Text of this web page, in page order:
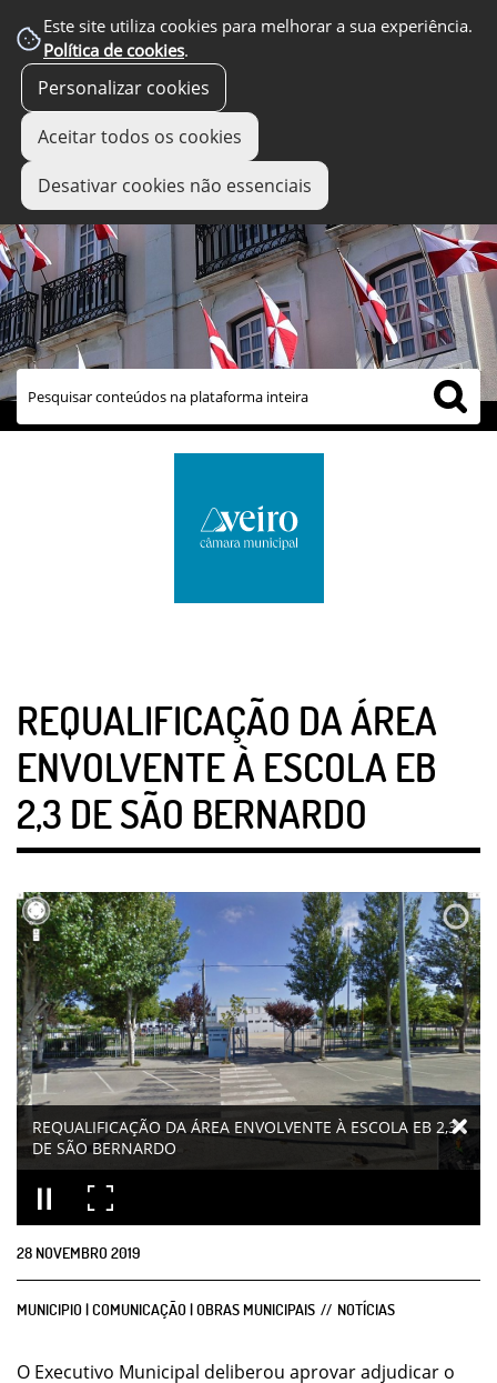
Este site utiliza cookies para melhorar a sua experiência.
Política de cookies.
Personalizar cookies
Aceitar todos os cookies
Desativar cookies não essenciais
links úteis
REQUALIFICAÇÃO DA ÁREA
ENVOLVENTE À ESCOLA EB
2,3 DE SÃO BERNARDO
REQUALIFICAÇÃO DA ÁREA ENVOLVENTE À ESCOLA EB 2,3
DE SÃO BERNARDO
28 NOVEMBRO2019
MUNICIPIO | COMUNICAÇÃO | OBRAS MUNICIPAIS NOTÍCIAS
O Executivo Municipal deliberou aprovar adjudicar o